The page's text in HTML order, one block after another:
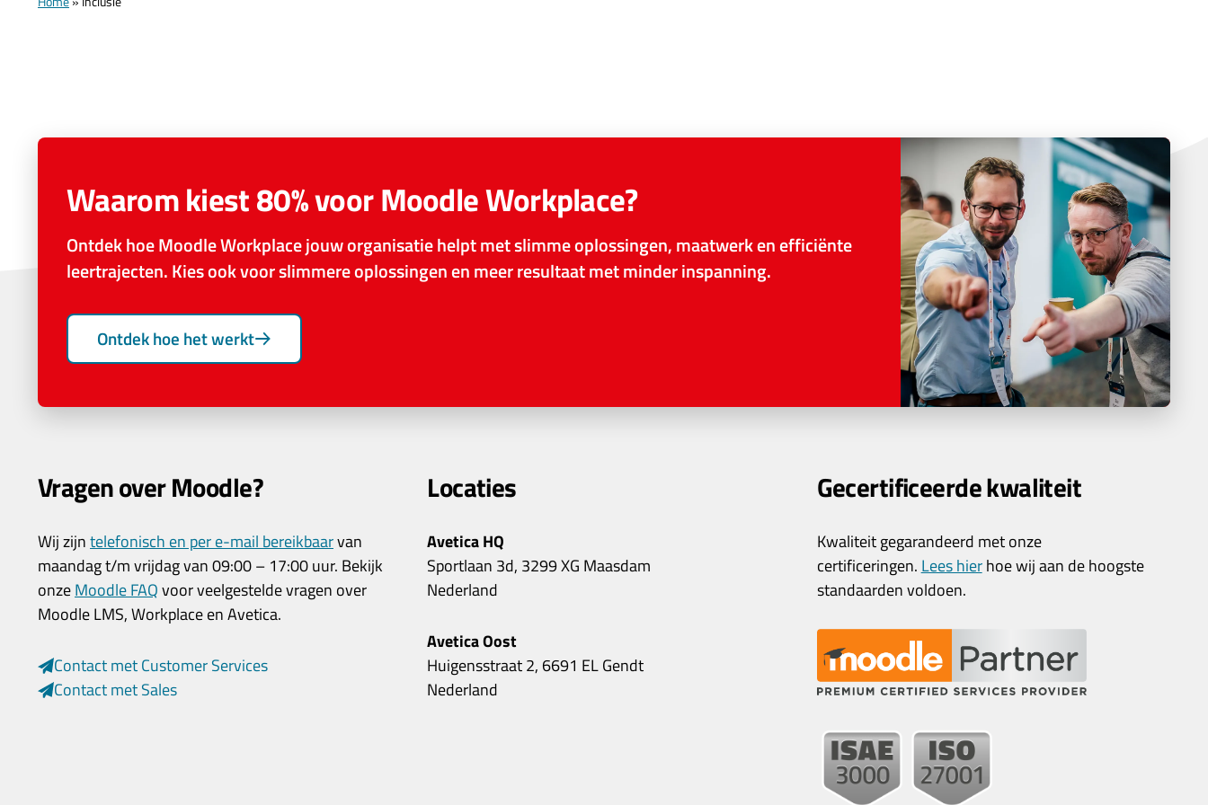
Waarom kiest 80% voor Moodle Workplace?
Ontdek hoe Moodle Workplace jouw organisatie helpt met slimme oplossingen, maatwerk en efficiënte
leertrajecten. Kies ook voor slimmere oplossingen en meer resultaat met minder inspanning.
Ontdek hoe het werkt
Vragen over Moodle?
Wij zijntelefonisch en per e-mail bereikbaarvan
maandag t/m vrijdag van 09:00 – 17:00 uur. Bekijk
onzeMoodle FAQvoor veelgestelde vragen over
Moodle LMS, Workplace en Avetica.
Contact met Customer Services
Contact met Sales
Locaties
Avetica HQ
Sportlaan 3d, 3299 XG Maasdam
Nederland
Avetica Oost
Huigensstraat 2, 6691 EL Gendt
Nederland
Gecertificeerde kwaliteit
Kwaliteit gegarandeerd met onze
certificeringen. Lees hierhoe wij aan de hoogste
standaarden voldoen.